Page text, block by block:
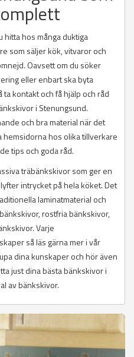
hitta hos många duktiga
som säljer kök, vitvaror och
Oavsett om du söker
eller enbart ska byta
kontakt och få hjälp och råd
i Stenungsund.
och bra material när det
hemsidorna hos olika tillverkare
tips och goda råd.
träbänkskivor som ger en
intrycket på hela köket. Det
laminatmaterial och
rostfria bänkskivor,
Varje
så läs gärna mer i vår
dina kunskaper och hör även
just dina bästa bänkskivor i
av bänkskivor.